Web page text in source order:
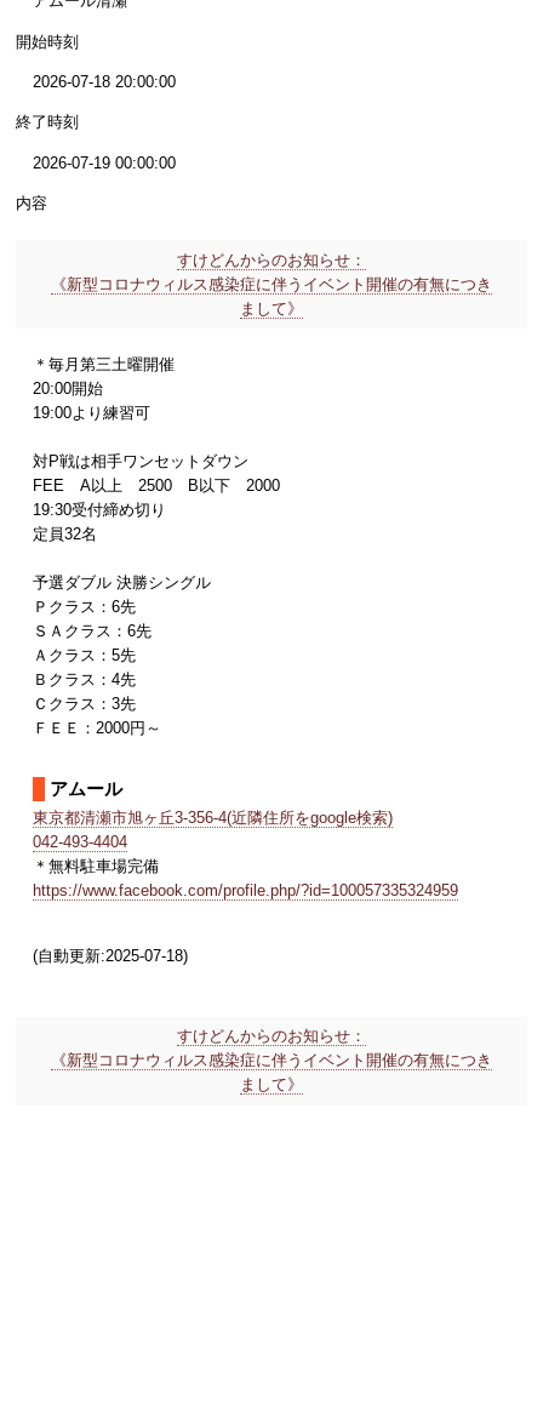
開始時刻
2026-07-18 20:00:00
終了時刻
2026-07-19 00:00:00
内容
すけどんからのお知らせ：
《新型コロナウィルス感染症に伴うイベント開催の有無につき
まして》
＊毎月第三土曜開催
20:00開始
19:00より練習可
対P戦は相手ワンセットダウン
FEE A以上 2500 B以下 2000
19:30受付締め切り
定員32名
予選ダブル 決勝シングル
Ｐクラス：6先
ＳＡクラス：6先
Ａクラス：5先
Ｂクラス：4先
Ｃクラス：3先
ＦＥＥ：2000円～
アムール
東京都清瀬市旭ヶ丘3-356-4(近隣住所をgoogle検索)
042-493-4404
＊無料駐車場完備
https://www.facebook.com/profile.php/?id=100057335324959
(自動更新:2025-07-18)
すけどんからのお知らせ：
《新型コロナウィルス感染症に伴うイベント開催の有無につき
まして》